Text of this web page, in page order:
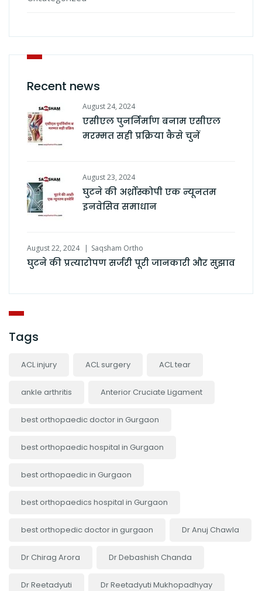
Recent news
August 24, 2024
एसीएल पुनर्निर्माण बनाम एसीएल
मरम्मत सही प्रक्रिया कैसे चुनें
August 23, 2024
घुटने की अर्थ्रोस्कोपी एक न्यूनतम
इनवेसिव समाधान
August 22, 2024 Saqsham Ortho
घुटने की प्रत्यारोपण सर्जरी पूरी जानकारी और सुझाव
Tags
ACL injury ACL surgery ACL tear
ankle arthritis Anterior Cruciate Ligament
best orthopaedic doctor in Gurgaon
best orthopaedic hospital in Gurgaon
best orthopaedic in Gurgaon
best orthopaedics hospital in Gurgaon
best orthopedic doctor in gurgaon Dr Anuj Chawla
Dr Chirag Arora Dr Debashish Chanda
Dr Reetadyuti Dr Reetadyuti Mukhopadhyay